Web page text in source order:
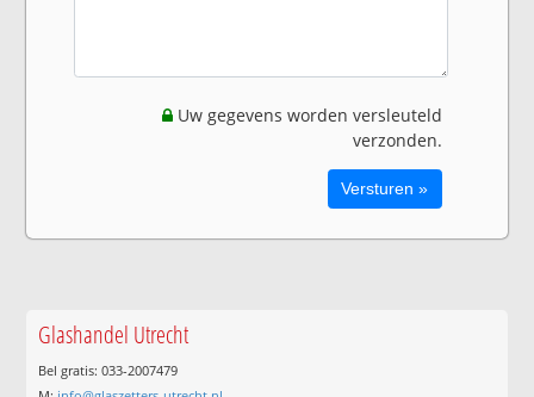
Uw gegevens worden versleuteld
verzonden.
Glashandel Utrecht
Bel gratis: 033-2007479